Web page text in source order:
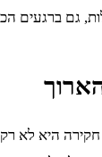
גם ברגעים
היא לא